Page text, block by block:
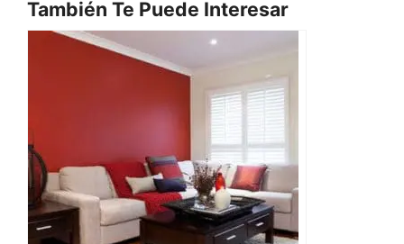
También Te Puede Interesar